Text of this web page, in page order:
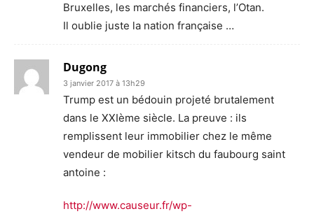
Bruxelles, les marchés financiers, l’Otan.
Il oublie juste la nation française …
Dugong
3 janvier 2017 à 13h29
Trump est un bédouin projeté brutalement
dans le XXIème siècle. La preuve : ils
remplissent leur immobilier chez le même
vendeur de mobilier kitsch du faubourg saint
antoine :
http://www.causeur.fr/wp-